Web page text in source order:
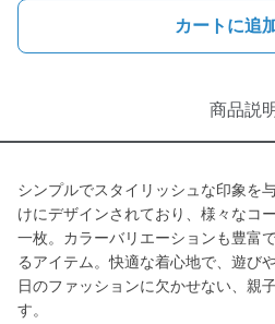
カートに追
商品説
シンプルでスタイリッシュな印象を
けにデザインされており、様々なコ
一枚。カラーバリエーションも豊富
るアイテム。快適な着心地で、遊び
日のファッションに欠かせない、親
す。